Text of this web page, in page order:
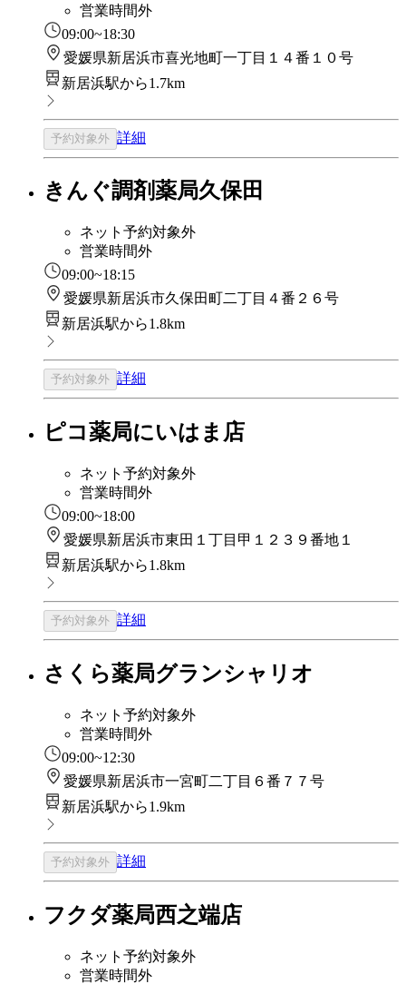
営業時間外
09:00~18:30
愛媛県新居浜市喜光地町一丁目１４番１０号
新居浜駅から1.7km
予約対象外 詳細
きんぐ調剤薬局久保田
ネット予約対象外
営業時間外
09:00~18:15
愛媛県新居浜市久保田町二丁目４番２６号
新居浜駅から1.8km
予約対象外 詳細
ピコ薬局にいはま店
ネット予約対象外
営業時間外
09:00~18:00
愛媛県新居浜市東田１丁目甲１２３９番地１
新居浜駅から1.8km
予約対象外 詳細
さくら薬局グランシャリオ
ネット予約対象外
営業時間外
09:00~12:30
愛媛県新居浜市一宮町二丁目６番７７号
新居浜駅から1.9km
予約対象外 詳細
フクダ薬局西之端店
ネット予約対象外
営業時間外